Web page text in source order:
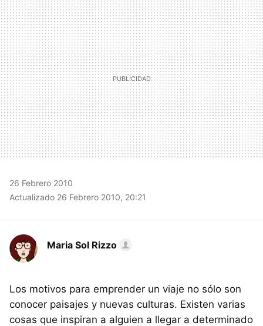
MAIL
26 Febrero 2010
Actualizado 26 Febrero 2010, 20:21
Maria Sol Rizzo
Los motivos para emprender un viaje no sólo son
conocer paisajes y nuevas culturas. Existen varias
cosas que inspiran a alguien a llegar a determinado